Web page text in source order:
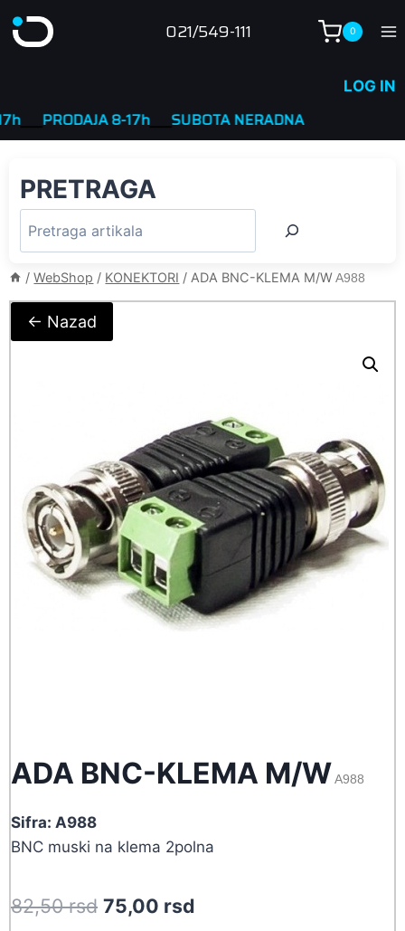
to
021/549-111 0
LOG IN
PRODAJA 8-17h____SUBOTA NERADNA
PRETRAGA
/ WebShop / KONEKTORI / ADA BNC-KLEMA M/WA988
← Nazad
ADA BNC-KLEMA M/WA988
Sifra: A988
BNC muski na klema 2polna
82,50rsd Original
75,00 rsd